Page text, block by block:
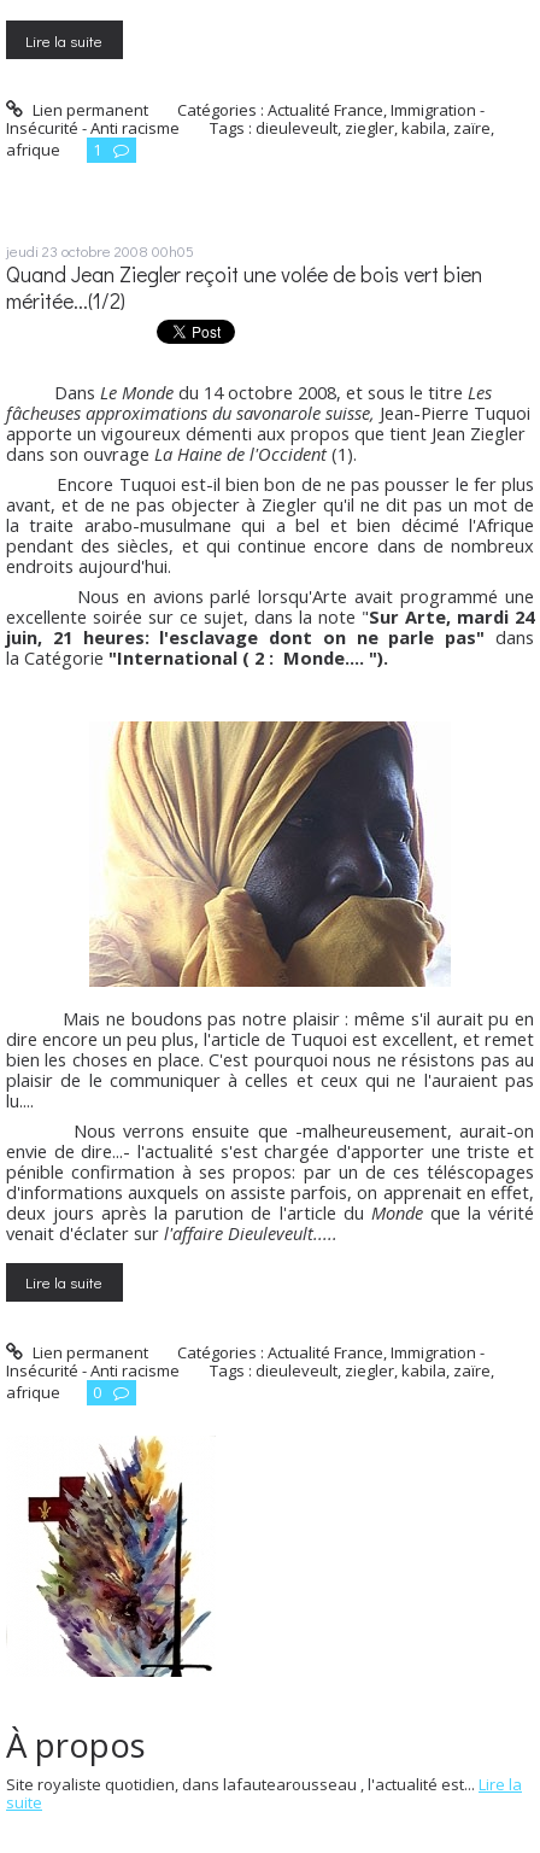
Lire la suite
Lien permanent Catégories :Actualité France,Immigration -
Insécurité - Anti racisme
Tags : dieuleveult, ziegler,kabila, zaïre,
afrique
1
jeudi 23 octobre 2008 00h05
Quand Jean Ziegler reçoit une volée de bois vert bien
méritée...(1/2)
Dans Le Monde du 14 octobre 2008, et sous le titre Les
fâcheuses approximations du savonarole suisse, Jean-Pierre Tuquoi
apporte un vigoureux démenti aux propos que tient Jean Ziegler
dans son ouvrage La Haine de l'Occident(1).
Encore Tuquoi est-il bien bon de ne pas pousser le fer plus
avant, et de ne pas objecter à Ziegler qu'il ne dit pas un mot de
la traite arabo-musulmane qui a bel et bien décimé l'Afrique
pendant des siècles, et qui continue encore dans de nombreux
endroits aujourd'hui.
Nous en avions parlé lorsqu'Arte avait programmé une
excellente soirée sur ce sujet, dans la note "Sur Arte, mardi 24
juin, 21 heures: l'esclavage dont on ne parle pas" dans
la Catégorie "International ( 2 : Monde.... ").
Mais ne boudons pas notre plaisir : même s'il aurait pu en
dire encore un peu plus, l'article de Tuquoi est excellent, et remet
bien les choses en place. C'est pourquoi nous ne résistons pas au
plaisir de le communiquer à celles et ceux qui ne l'auraient pas
lu....
Nous verrons ensuite que -malheureusement, aurait-on
envie de dire...- l'actualité s'est chargée d'apporter une triste et
pénible confirmation à ses propos: par un de ces téléscopages
d'informations auxquels on assiste parfois, on apprenait en effet,
deux jours après la parution de l'article du Mondeque la vérité
venait d'éclater sur l'affaire Dieuleveult.....
Lire la suite
Lien permanent Catégories :Actualité France,Immigration -
Insécurité - Anti racisme
Tags : dieuleveult, ziegler,kabila, zaïre,
afrique
0
À propos
Site royaliste quotidien, dans lafautearousseau , l'actualité est... Lire la
suite